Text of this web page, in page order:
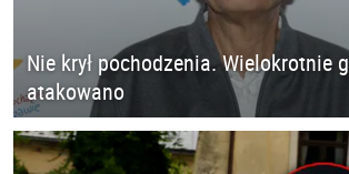
Nie krył pochodzenia. Wielokrotnie
atakowano